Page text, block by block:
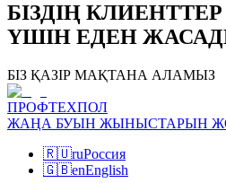
БІЗДІҢ КЛИЕНТТЕР
ҮШІН ЕДЕН
БІЗ ҚАЗІР МАҚТАНА АЛАМЫЗ
ПРОФТЕХПОЛ
ЖАҢА БУЫН ЖЫНЫСТАРЫН
🇷🇺ruРоссия
🇬🇧enEnglish